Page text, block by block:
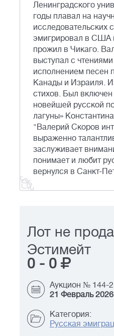
Ленинградского
годы плавал на
исследовательских
эмигрировал в США
прожил в Чикаго.
выступал с
исполнением песен
Канады и Израиля.
стихов. Был
новейшей русской
лагуны»
"Валерий Скоров
выраженно
заслуживает
понимает и любит
вернулся в Санкт-
Лот не
Эстимейт
0 - 0
Аукцион № 144-2
21 Февраль
Категория:
Русская